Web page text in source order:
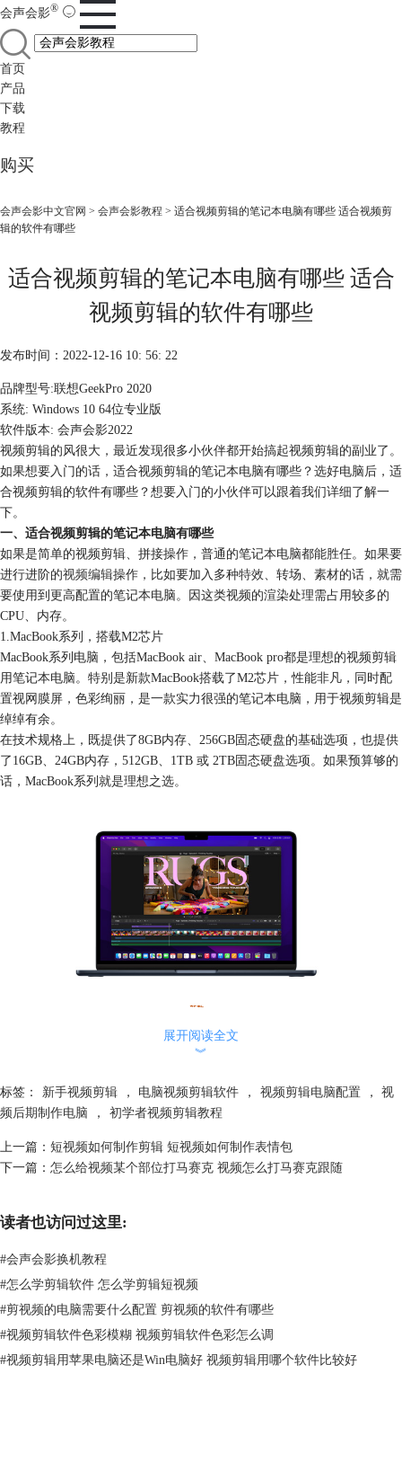
会声会影®
首页
产品
下载
教程
购买
会声会影中文官网 > 会声会影教程 > 适合视频剪辑的笔记本电脑有哪些 适合视频剪
辑的软件有哪些
适合视频剪辑的笔记本电脑有哪些 适合
视频剪辑的软件有哪些
发布时间：2022-12-16 10: 56: 22
品牌型号:联想GeekPro 2020
系统: Windows 10 64位专业版
软件版本: 会声会影2022
视频剪辑的风很大，最近发现很多小伙伴都开始搞起视频剪辑的副业了。
如果想要入门的话，适合视频剪辑的笔记本电脑有哪些？选好电脑后，适
合视频剪辑的软件有哪些？想要入门的小伙伴可以跟着我们详细了解一
下。
一、适合视频剪辑的笔记本电脑有哪些
如果是简单的视频剪辑、拼接操作，普通的笔记本电脑都能胜任。如果要
进行进阶的视频编辑操作，比如要加入多种特效 、转场、素材的话，就需
要使用到更高配置的笔记本电脑。因这类视频的渲染处理需占用较多的
CPU、内存。
1.MacBook系列，搭载M2芯片
MacBook系列电脑，包括MacBook air、MacBook pro都是理想的视频剪辑
用笔记本电脑。特别是新款MacBook搭载了M2芯片，性能非凡，同时配
置视网膜屏，色彩绚丽，是一款实力很强的笔记本电脑，用于视频剪辑是
绰绰有余。
在技术规格上，既提供了8GB内存、256GB固态硬盘的基础选项，也提供
了16GB、24GB内存，512GB、1TB 或 2TB固态硬盘选项。如果预算够的
话，MacBook系列就是理想之选。
2.荣耀MagicBook 16 Pro
使用Windows系统的话，也有很多款笔记本电脑适合用于视频剪辑。比如
荣耀MagicBook 16 Pro，搭载RTX独显、AMD 锐龙7处理器、16GB内存，
展开阅读全文
︾
标签： 新手视频剪辑 ， 电脑视频剪辑软件 ， 视频剪辑电脑配置 ，
视
频后期制作电脑
， 初学者视频剪辑教程
上一篇： 短视频如何制作剪辑 短视频如何制作表情包
下一篇： 怎么给视频某个部位打马赛克 视频怎么打马赛克跟随
读者也访问过这里:
#会声会影换机教程
#怎么学剪辑软件 怎么学剪辑短视频
#剪视频的电脑需要什么配置 剪视频的软件有哪些
#视频剪辑软件色彩模糊 视频剪辑软件色彩怎么调
#视频剪辑用苹果电脑还是Win电脑好 视频剪辑用哪个软件比较好